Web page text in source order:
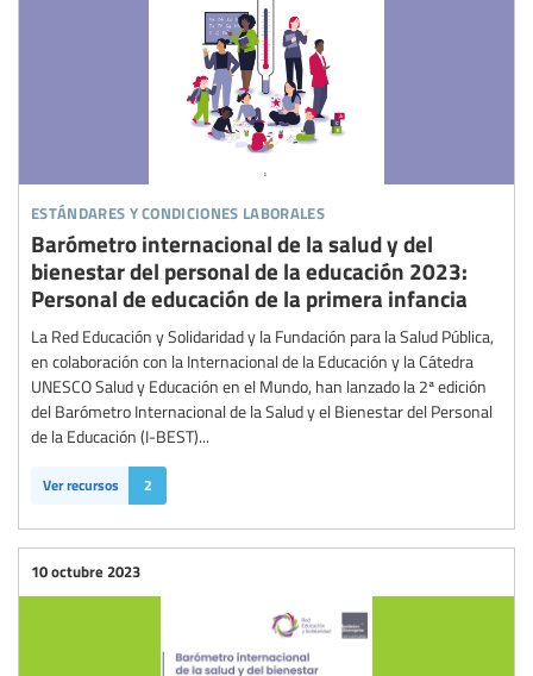
estándares y condiciones laborales
Barómetro internacional de la salud y del
bienestar del personal de la educación 2023:
Personal de educación de la primera infancia
La Red Educación y Solidaridad y la Fundación para la Salud Pública,
en colaboración con la Internacional de la Educación y la Cátedra
UNESCO Salud y Educación en el Mundo, han lanzado la 2ª edición
del Barómetro Internacional de la Salud y el Bienestar del Personal
de la Educación (I-BEST)...
Ver recursos 2
10 octubre 2023